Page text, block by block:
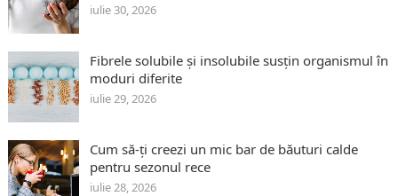
iulie 30, 2026
Fibrele solubile și insolubile susțin organismul în
moduri diferite
iulie 29, 2026
Cum să-ți creezi un mic bar de băuturi calde
pentru sezonul rece
iulie 28, 2026